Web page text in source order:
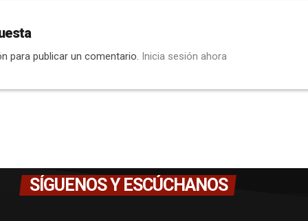
para publicar un comentario. Inicia sesión ahora
SÍGUENOS Y ESCÚCHANOS